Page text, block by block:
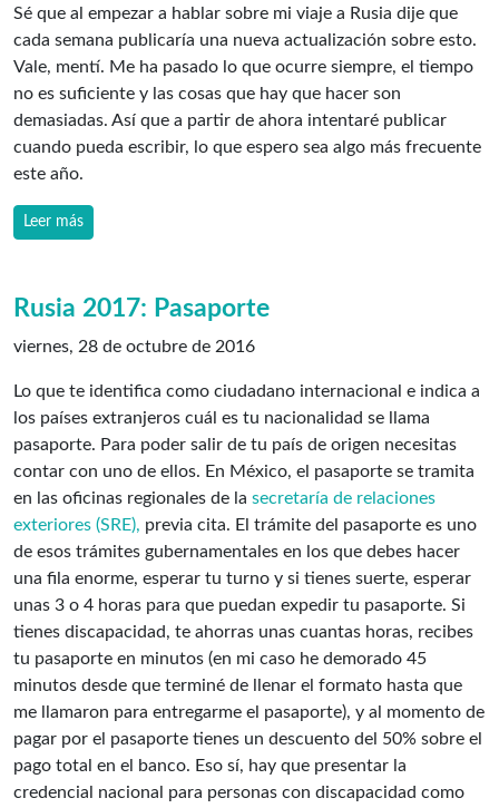
Sé que al empezar a hablar sobre mi viaje a Rusia dije que
cada semana publicaría una nueva actualización sobre esto.
Vale, mentí. Me ha pasado lo que ocurre siempre, el tiempo
no es suficiente y las cosas que hay que hacer son
demasiadas. Así que a partir de ahora intentaré publicar
cuando pueda escribir, lo que espero sea algo más frecuente
este año.
Leer más
Rusia 2017: Pasaporte
viernes, 28 de octubre de 2016
Lo que te identifica como ciudadano internacional e indica a
los países extranjeros cuál es tu nacionalidad se llama
pasaporte. Para poder salir de tu país de origen necesitas
contar con uno de ellos. En México, el pasaporte se tramita
en las oficinas regionales de la secretaría de relaciones
exteriores (SRE), previa cita. El trámite del pasaporte es uno
de esos trámites gubernamentales en los que debes hacer
una fila enorme, esperar tu turno y si tienes suerte, esperar
unas 3 o 4 horas para que puedan expedir tu pasaporte. Si
tienes discapacidad, te ahorras unas cuantas horas, recibes
tu pasaporte en minutos (en mi caso he demorado 45
minutos desde que terminé de llenar el formato hasta que
me llamaron para entregarme el pasaporte), y al momento de
pagar por el pasaporte tienes un descuento del 50% sobre el
pago total en el banco. Eso sí, hay que presentar la
credencial nacional para personas con discapacidad como